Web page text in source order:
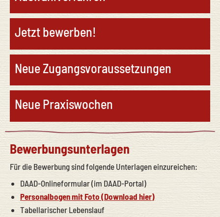
Jetzt bewerben!
Neue Zugangsvoraussetzungen
Neue Praxiswochen
Bewerbungsunterlagen
Für die Bewerbung sind folgende Unterlagen einzureichen:
DAAD-Onlineformular (im DAAD-Portal)
Personalbogen mit Foto (Download hier)
Tabellarischer Lebenslauf